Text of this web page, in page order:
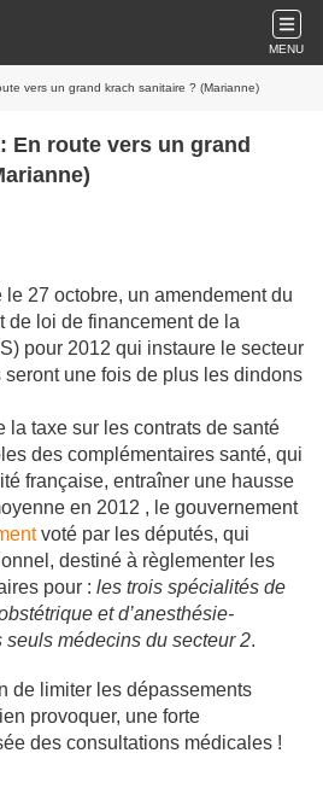
MENU
vers un grand krach sanitaire ? (Marianne)
En route vers un grand
le 27 octobre, un amendement du
de loi de financement de la
pour 2012 qui instaure le secteur
une fois de plus les dindons
la taxe sur les contrats de santé
des complémentaires santé, qui
française, entraîner une hausse
en 2012 , le gouvernement
voté par les députés, qui
destiné à règlementer les
pour : les trois spécialités de
et d’anesthésie-
médecins du secteur 2.
de limiter les dépassements
provoquer, une forte
des consultations médicales !